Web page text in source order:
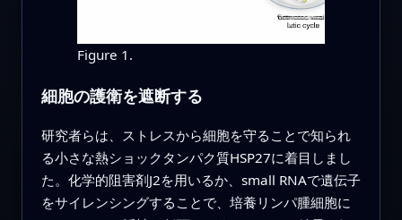
Figure 1.
細胞の護衛を遮断する
研究者らは、ストレスから細胞を守ることで知られ
る小さな熱ショックタンパク質HSP27に着目しまし
た。化学的阻害剤J2を用いるか、small RNAで遺伝子
をサイレンシングすることで、培養リンパ腫細胞に